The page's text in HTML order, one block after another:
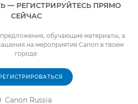
— РЕГИСТРИРУЙТЕСЬ ПРЯМО
СЕЙЧАС
обучающие материалы, а
на мероприятия Canon в твоем
городе.
Canon Russia